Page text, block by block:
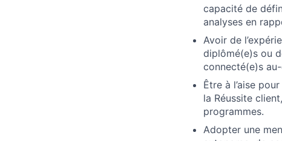
capacité de
analyses en
Avoir de
diplômé(e)s ou
connecté(e)s
Être à l’aise
la Réussite
programmes.
Adopter une